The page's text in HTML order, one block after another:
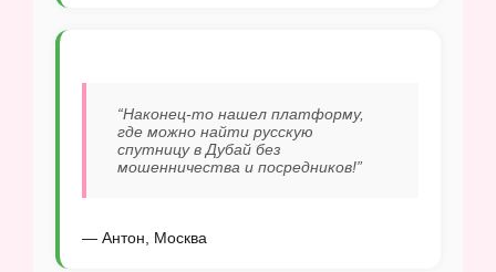
“Наконец-то нашел платформу,
где можно найти русскую
спутницу в Дубай без
мошенничества и посредников!”
— Антон, Москва